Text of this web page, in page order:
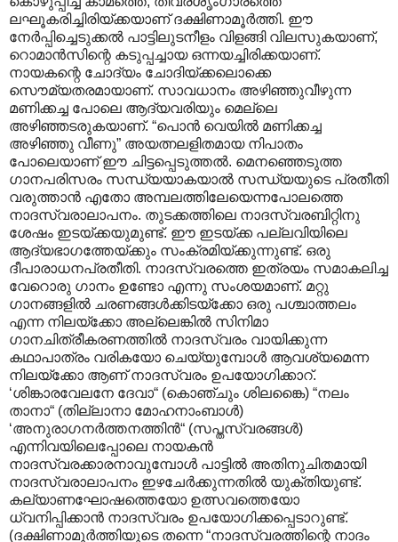
ലഘൂകരിച്ചിരിയ്ക്കയാണ് ദക്ഷിണാമൂർത്തി. ഈ
നേർപ്പിച്ചെടുക്കൽ പാട്ടിലുടനീളം വിളങ്ങി വിലസുകയാണ്,
റൊമാൻസിന്റെ കടുപ്പച്ചായ ഒന്നയച്ചിരിക്കയാണ്.
നായകന്റെ ചോദ്യം ചോദിയ്ക്കലൊക്കെ
സൌമ്യതരമായാണ്. സാവധാനം അഴിഞ്ഞുവീഴുന്ന
മണിക്കച്ച പോലെ ആദ്യവരിയും മെല്ലെ
അഴിഞ്ഞടരുകയാണ്. “പൊൻ വെയിൽ മണിക്കച്ച
അഴിഞ്ഞു വീണു” അയത്നലളിതമായ നിപാതം
പോലെയാണ് ഈ ചിട്ടപ്പെടുത്തൽ. മെനഞ്ഞെടുത്ത
ഗാനപരിസരം സന്ധ്യയാകയാൽ സന്ധ്യയുടെ പ്രതീതി
വരുത്താൻ എതോ അമ്പലത്തിലേയെന്നപോലത്തെ
നാദസ്വരാലാപനം. തുടക്കത്തിലെ നാദസ്വരബിറ്റിനു
ശേഷം ഇടയ്ക്കയുമുണ്ട്. ഈ ഇടയ്ക്ക പല്ലവിയിലെ
ആദ്യഭാഗത്തേയ്ക്കും സംക്രമിയ്ക്കുന്നുണ്ട്. ഒരു
ദീപാരാധനപ്രതീതി. നാദസ്വരത്തെ ഇത്രയം സമാകലിച്ച
വേറൊരു ഗാനം ഉണ്ടോ എന്നു സംശയമാണ്. മറ്റു
ഗാനങ്ങളിൽ ചരണങ്ങൾക്കിടയ്ക്കോ ഒരു പശ്ചാത്തലം
എന്ന നിലയ്ക്കോ അല്ലെങ്കിൽ സിനിമാ
ഗാനചിത്രീകരണത്തിൽ നാദസ്വരം വായിക്കുന്ന
കഥാപാത്രം വരികയോ ചെയ്യുമ്പോൾ ആവശ്യമെന്ന
നിലയ്ക്കോ ആണ് നാദസ്വരം ഉപയോഗിക്കാറ്.
‘ശിങ്കാരവേലനേ ദേവാ“ (കൊഞ്ചും ശിലങ്കൈ) “നലം
താനാ“ (തില്ലാനാ മോഹനാംബാൾ)
‘അനുരാഗനർത്തനത്തിൻ“ (സപ്തസ്വരങ്ങൾ)
എന്നിവയിലെപ്പോലെ നായകൻ
നാദസ്വരക്കാരനാവുമ്പോൾ പാട്ടിൽ അതിനുചിതമായി
നാദസ്വരാലാപനം ഇഴചേർക്കുന്നതിൽ യുക്തിയുണ്ട്.
കല്യാണഘോഷത്തെയോ ഉത്സവത്തെയോ
ധ്വനിപ്പിക്കാൻ നാദസ്വരം ഉപയോഗിക്കപ്പെടാറുണ്ട്.
(ദക്ഷിണാമൂർത്തിയുടെ തന്നെ “നാദസ്വരത്തിന്റെ നാദം